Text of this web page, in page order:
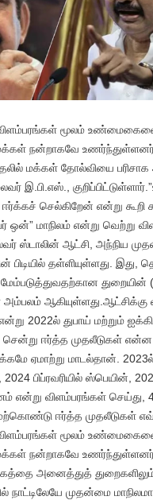
விளம்பரங்கள் மூலம்
நன்றாகவே
மக்கள் தோல்வியை பரிசாக
இ.பி.எஸ்.,
செல்கிறேன் என்று கூறி
ஒன்” மாநிலம் என்று வெற்று
ஸ்டாலின் ஆட்சி, அந்நிய
தள்ளியுள்ளது. இது,
துறையின்
அம்பலம்
2022ல் துபாய் மற்றும்
சென்று ஈர்த்த முதலீடுகள்
ஏமாற்று மாடல்தான். 2023ல்
பிப்ரவரியில் ஸ்பெயின்,
என்று விளம்பரங்கள் செய்து,
ஈர்த்த முதலீடுகள்
விளம்பரங்கள் மூலம்
நன்றாகவே
அனைத்துத் துறைகளிலும்
நாட்டிலேயே முதன்மை